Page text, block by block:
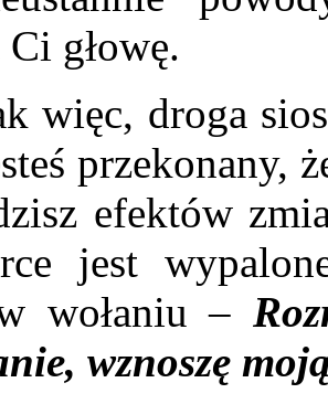
głowę.
droga
przekonany,
efektów
jest
wołaniu –
wznoszę